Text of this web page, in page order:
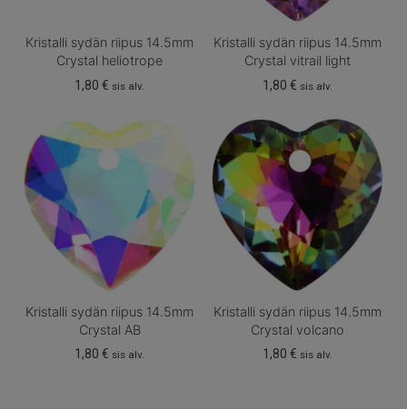
Kristalli sydän riipus 14.5mm
Crystal heliotrope
1,80€ sis alv.
Kristalli sydän riipus 14.5mm
Crystal vitrail light
1,80 € sis alv.
Kristalli sydän riipus 14.5mm
Crystal AB
1,80€ sis alv.
Kristalli sydän riipus 14.5mm
Crystal volcano
1,80 € sis alv.